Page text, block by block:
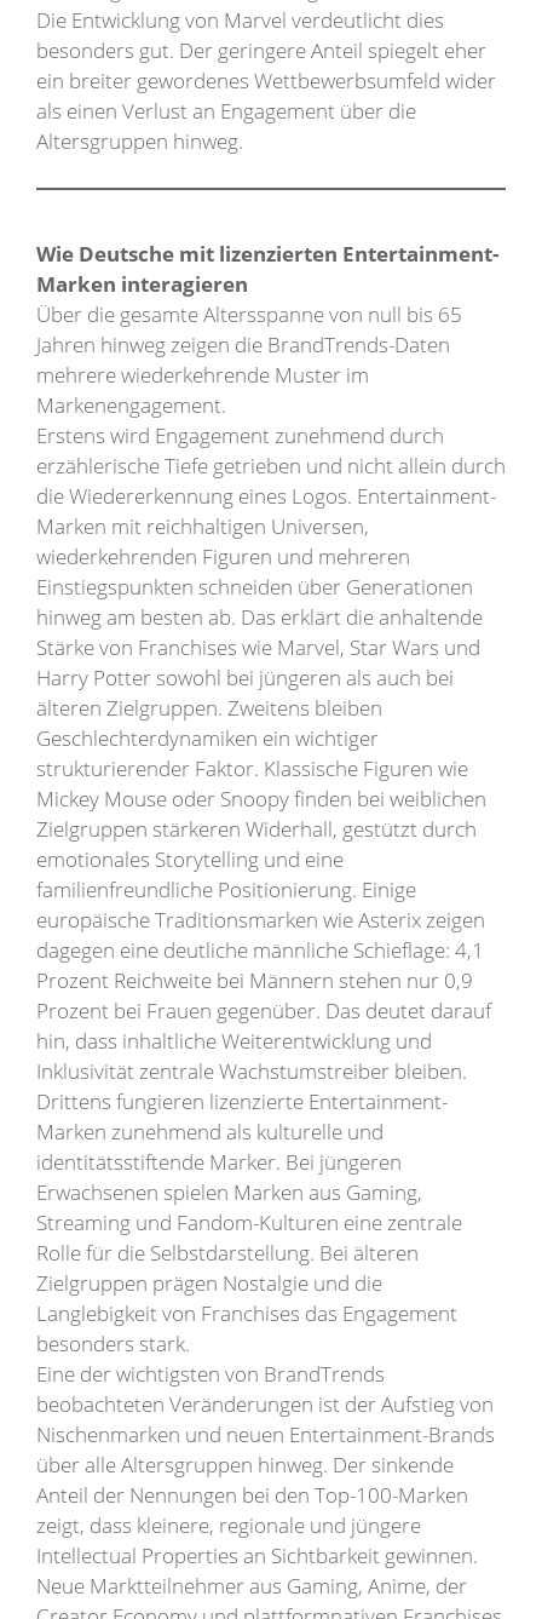
Die Entwicklung von Marvel verdeutlicht dies
besonders gut. Der geringere Anteil spiegelt eher
ein breiter gewordenes Wettbewerbsumfeld wider
als einen Verlust an Engagement über die
Altersgruppen hinweg.
Wie Deutsche mit lizenzierten Entertainment-
Marken interagieren
Über die gesamte Altersspanne von null bis 65
Jahren hinweg zeigen die BrandTrends-Daten
mehrere wiederkehrende Muster im
Markenengagement.
Erstens wird Engagement zunehmend durch
erzählerische Tiefe getrieben und nicht allein durch
die Wiedererkennung eines Logos. Entertainment-
Marken mit reichhaltigen Universen,
wiederkehrenden Figuren und mehreren
Einstiegspunkten schneiden über Generationen
hinweg am besten ab. Das erklärt die anhaltende
Stärke von Franchises wie Marvel, Star Wars und
Harry Potter sowohl bei jüngeren als auch bei
älteren Zielgruppen. Zweitens bleiben
Geschlechterdynamiken ein wichtiger
strukturierender Faktor. Klassische Figuren wie
Mickey Mouse oder Snoopy finden bei weiblichen
Zielgruppen stärkeren Widerhall, gestützt durch
emotionales Storytelling und eine
familienfreundliche Positionierung. Einige
europäische Traditionsmarken wie Asterix zeigen
dagegen eine deutliche männliche Schieflage: 4,1
Prozent Reichweite bei Männern stehen nur 0,9
Prozent bei Frauen gegenüber. Das deutet darauf
hin, dass inhaltliche Weiterentwicklung und
Inklusivität zentrale Wachstumstreiber bleiben.
Drittens fungieren lizenzierte Entertainment-
Marken zunehmend als kulturelle und
identitätsstiftende Marker. Bei jüngeren
Erwachsenen spielen Marken aus Gaming,
Streaming und Fandom-Kulturen eine zentrale
Rolle für die Selbstdarstellung. Bei älteren
Zielgruppen prägen Nostalgie und die
Langlebigkeit von Franchises das Engagement
besonders stark.
Eine der wichtigsten von BrandTrends
beobachteten Veränderungen ist der Aufstieg von
Nischenmarken und neuen Entertainment-Brands
über alle Altersgruppen hinweg. Der sinkende
Anteil der Nennungen bei den Top-100-Marken
zeigt, dass kleinere, regionale und jüngere
Intellectual Properties an Sichtbarkeit gewinnen.
Neue Marktteilnehmer aus Gaming, Anime, der